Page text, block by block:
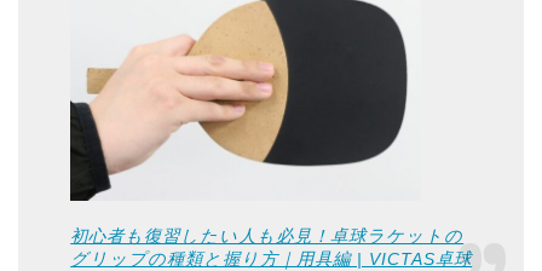
初心者も復習したい人も必見！卓球ラケットの
グリップの種類と握り方｜用具編 | VICTAS卓球